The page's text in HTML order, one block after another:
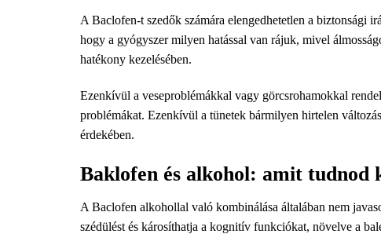
A Baclofen-t szedők számára elengedhetetlen a biztonsági
hogy a gyógyszer milyen hatással van rájuk, mivel
hatékony kezelésében.
Ezenkívül a veseproblémákkal vagy görcsrohamokkal
problémákat. Ezenkívül a tünetek bármilyen hirtelen
érdekében.
Baklofen és alkohol: amit tudnod
A Baclofen alkohollal való kombinálása általában nem
szédülést és károsíthatja a kognitív funkciókat, növelve a